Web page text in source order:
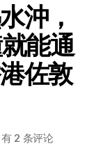
沖，
能通
佐敦
下
有 2 条评论